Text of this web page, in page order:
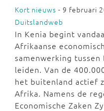
Kort nieuws - 9 februari
Duitslandweb
In Kenia begint
Afrikaanse
samenwerking
leiden. Van de
het buitenland actief
Afrika. Namens de
Economische Zaken